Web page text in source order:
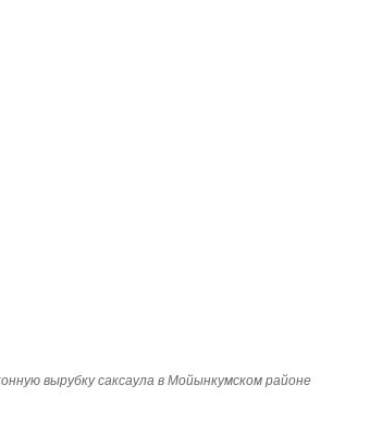
вырубку саксаула в Мойынкумском районе